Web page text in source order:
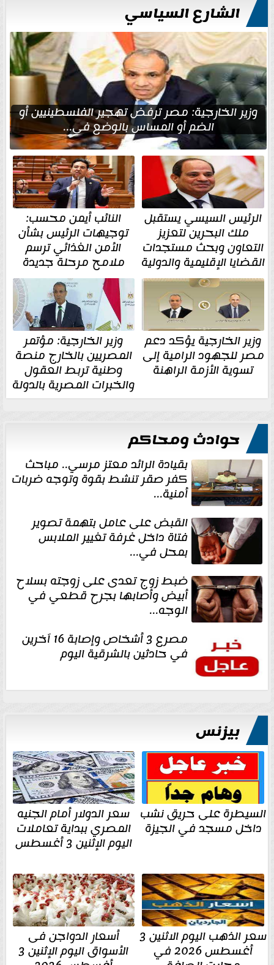
الشارع السياسي
وزير الخارجية: مصر ترفض تهجير الفلسطينيين أو
الضم أو المساس بالوضع في...
الرئيس السيسي يستقبل
ملك البحرين لتعزيز
التعاون وبحث مستجدات
القضايا الإقليمية والدولية
النائب أيمن محسب:
توجيهات الرئيس بشأن
الأمن الغذائي ترسم
ملامح مرحلة جديدة
وزير الخارجية يؤكد دعم
مصر للجهود الرامية إلى
تسوية الأزمة الراهنة
وزير الخارجية: مؤتمر
المصريين بالخارج منصة
وطنية تربط العقول
والخبرات المصرية بالدولة
حوادث ومحاكم
بقيادة الرائد معتز مرسي.. مباحث
كفر صقر تنشط بقوة وتوجه ضربات
أمنية...
القبض على عامل بتهمة تصوير
فتاة داخل غرفة تغيير الملابس
بمحل في...
ضبط زوج تعدى على زوجته بسلاح
أبيض وأصابها بجرح قطعي في
الوجه...
مصرع 3 أشخاص وإصابة 16 آخرين
في حادثين بالشرقية اليوم
بيزنس
السيطرة على حريق نشب
داخل مسجد في الجيزة
سعر الدولار أمام الجنيه
المصري ببداية تعاملات
اليوم الإثنين 3 أغسطس
سعر الذهب اليوم الاثنين 3
أغسطس 2026 في
أسعار الدواجن فى
الأسواق اليوم الإثنين 3